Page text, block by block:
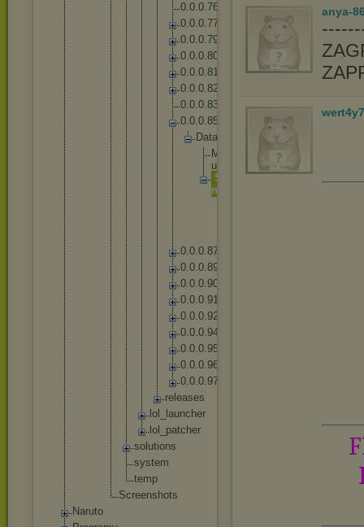
0.0.0.76
0.0.0.77
0.0.0.79
0.0.0.80
0.0.0.81
0.0.0.82
0.0.0.83
0.0.0.85
Data
M
u
S
n
0.0.0.87
0.0.0.89
0.0.0.90
0.0.0.91
0.0.0.92
0.0.0.94
0.0.0.95
0.0.0.96
0.0.0.97
re eases
lo
launcher
lo
patc her
solutions
system
temp
Screenshots
Naruto
anya-